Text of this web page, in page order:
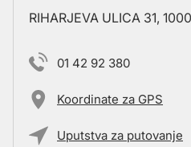
RIHARJEVA ULICA 31,
01 42 92 380
Koordinate za GPS
Uputstva za putovanje